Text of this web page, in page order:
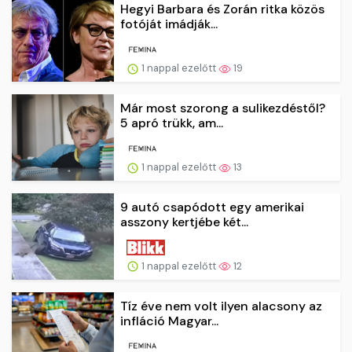
Hegyi Barbara és Zorán ritka közös
fotóját imádják...
1 nappal ezelőtt 19
Már most szorong a sulikezdéstől?
5 apró trükk, am...
1 nappal ezelőtt 13
9 autó csapódott egy amerikai
asszony kertjébe két...
1 nappal ezelőtt 12
Tíz éve nem volt ilyen alacsony az
infláció Magyar...